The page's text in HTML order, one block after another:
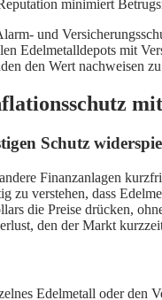
minimiert
und
Edelmetalldepots mit
den Wert nachweisen
Schutz
Finanzanlagen
zu verstehen, dass
die Preise drücken,
den der Markt
Edelmetall oder